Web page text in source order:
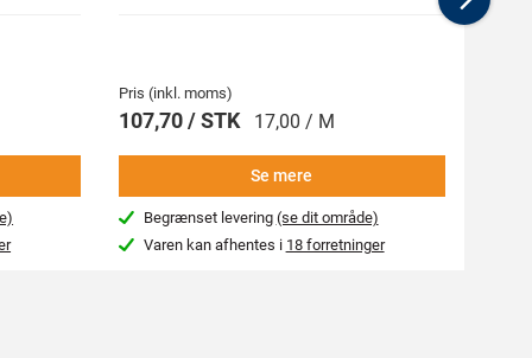
Pris (inkl. moms)
107,70 / STK 17,00 / M
Se mere
Begrænset levering (se dit område)
Varen kan afhentes i 18 forretninger